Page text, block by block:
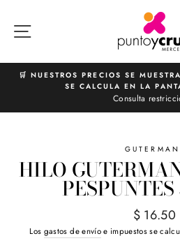
directamente
🛒 NUESTROS PRECIOS SE
SE CALCULA EN LA
Consulta
HILO
Precio
habitual
$ 16.50
Los gastos de envíoe impuestos se